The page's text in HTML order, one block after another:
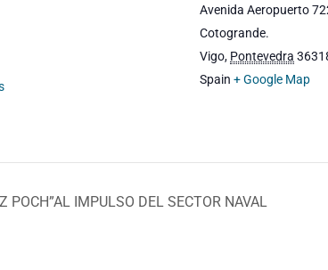
Avenida Aeropuerto
Cotogrande.
Vigo, Pontevedra
Spain + Google Map
POCH”AL IMPULSO DEL SECTOR NAVAL